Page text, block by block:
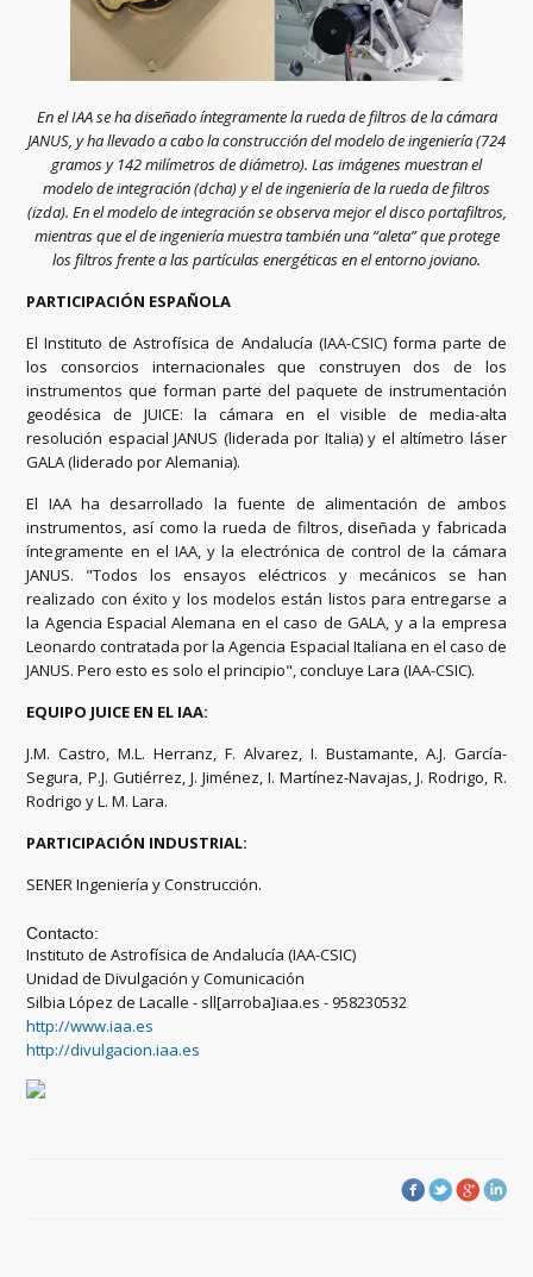
En el IAA se ha diseñado íntegramente la rueda de filtros de la cámara
JANUS, y ha llevado a cabo la construcción del modelo de ingeniería (724
gramos y 142 milímetros de diámetro). Las imágenes muestran el
modelo de integración (dcha) y el de ingeniería de la rueda de filtros
(izda). En el modelo de integración se observa mejor el disco portafiltros,
mientras que el de ingeniería muestra también una “aleta” que protege
los filtros frente a las partículas energéticas en el entorno joviano.
PARTICIPACIÓN ESPAÑOLA
El Instituto de Astrofísica de Andalucía (IAA-CSIC) forma parte de
los consorcios internacionales que construyen dos de los
instrumentos que forman parte del paquete de instrumentación
geodésica de JUICE: la cámara en el visible de media-alta
resolución espacial JANUS (liderada por Italia) y el altímetro láser
GALA (liderado por Alemania).
El IAA ha desarrollado la fuente de alimentación de ambos
instrumentos, así como la rueda de filtros, diseñada y fabricada
íntegramente en el IAA, y la electrónica de control de la cámara
JANUS. "Todos los ensayos eléctricos y mecánicos se han
realizado con éxito y los modelos están listos para entregarse a
la Agencia Espacial Alemana en el caso de GALA, y a la empresa
Leonardo contratada por la Agencia Espacial Italiana en el caso de
JANUS. Pero esto es solo el principio", concluye Lara (IAA-CSIC).
EQUIPO JUICE EN EL IAA:
J.M. Castro, M.L. Herranz, F. Alvarez, I. Bustamante, A.J. García-
Segura, P.J. Gutiérrez, J. Jiménez, I. Martínez-Navajas, J. Rodrigo, R.
Rodrigo y L. M. Lara.
PARTICIPACIÓN INDUSTRIAL:
SENER Ingeniería y Construcción.
Contacto:
Instituto de Astrofísica de Andalucía (IAA-CSIC)
Unidad de Divulgación y Comunicación
Silbia López de Lacalle - sll[arroba]iaa.es - 958230532
http://www.iaa.es
http://divulgacion.iaa.es